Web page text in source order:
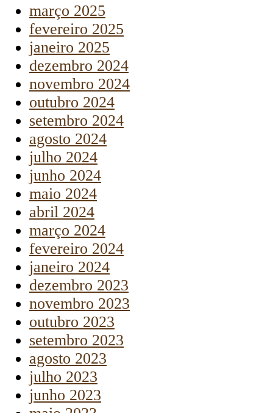
março 2025
fevereiro 2025
janeiro 2025
dezembro 2024
novembro 2024
outubro 2024
setembro 2024
agosto 2024
julho 2024
junho 2024
maio 2024
abril 2024
março 2024
fevereiro 2024
janeiro 2024
dezembro 2023
novembro 2023
outubro 2023
setembro 2023
agosto 2023
julho 2023
junho 2023